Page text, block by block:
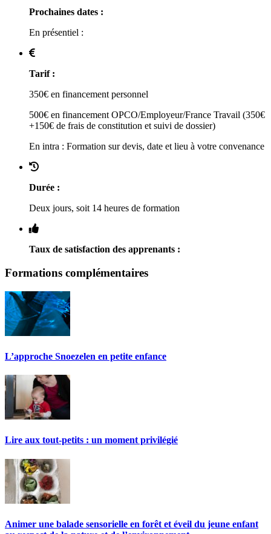
Prochaines dates :
En présentiel :
Tarif :
350€ en financement personnel
500€ en financement OPCO/Employeur/France Travail (350€
+150€ de frais de constitution et suivi de dossier)
En intra : Formation sur devis, date et lieu à votre convenance
Durée :
Deux jours, soit 14 heures de formation
Taux de satisfaction des apprenants :
Formations complémentaires
L’approche Snoezelen en petite enfance
Lire aux tout-petits : un moment privilégié
Animer une balade sensorielle en forêt et éveil du jeune enfant